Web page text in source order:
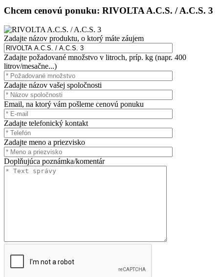
Chcem cenovú ponuku: RIVOLTA A.C.S. / A.C.S. 3
Zadajte názov produktu, o ktorý máte záujem
Zadajte požadované množstvo v litroch, príp. kg (napr. 400
litrov/mesačne...)
Zadajte názov vašej spoločnosti
Email, na ktorý vám pošleme cenovú ponuku
Zadajte telefonický kontakt
Zadajte meno a priezvisko
Doplňujúca poznámka/komentár